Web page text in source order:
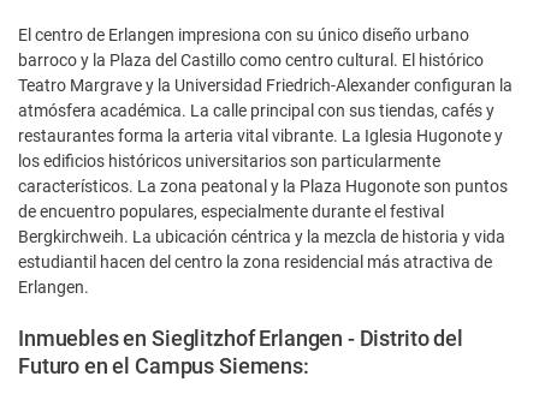
El centro de Erlangen impresiona con su único diseño urbano
barroco y la Plaza del Castillo como centro cultural. El histórico
Teatro Margrave y la Universidad Friedrich-Alexander configuran la
atmósfera académica. La calle principal con sus tiendas, cafés y
restaurantes forma la arteria vital vibrante. La Iglesia Hugonote y
los edificios históricos universitarios son particularmente
característicos. La zona peatonal y la Plaza Hugonote son puntos
de encuentro populares, especialmente durante el festival
Bergkirchweih. La ubicación céntrica y la mezcla de historia y vida
estudiantil hacen del centro la zona residencial más atractiva de
Erlangen.
Inmuebles en Sieglitzhof Erlangen - Distrito del
Futuro en el Campus Siemens: